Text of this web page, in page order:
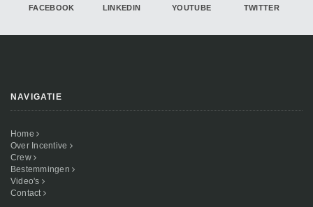
FACEBOOK LINKEDIN YOUTUBE TWITTER
NAVIGATIE
Home
Over Incentive
Crew
Bestemmingen
Video's
Contact